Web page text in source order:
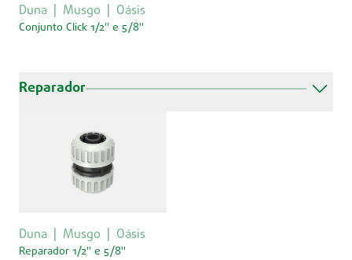
Duna Musgo Oásis
Conjunto Click 1/2'' e 5/8''
Reparador
Duna Musgo Oásis
Reparador 1/2'' e 5/8''